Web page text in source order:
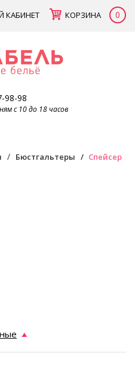
КАБИНЕТ КОРЗИНА 0
98-98
с 10 до 18 часов
Бюстгальтеры Спейсер